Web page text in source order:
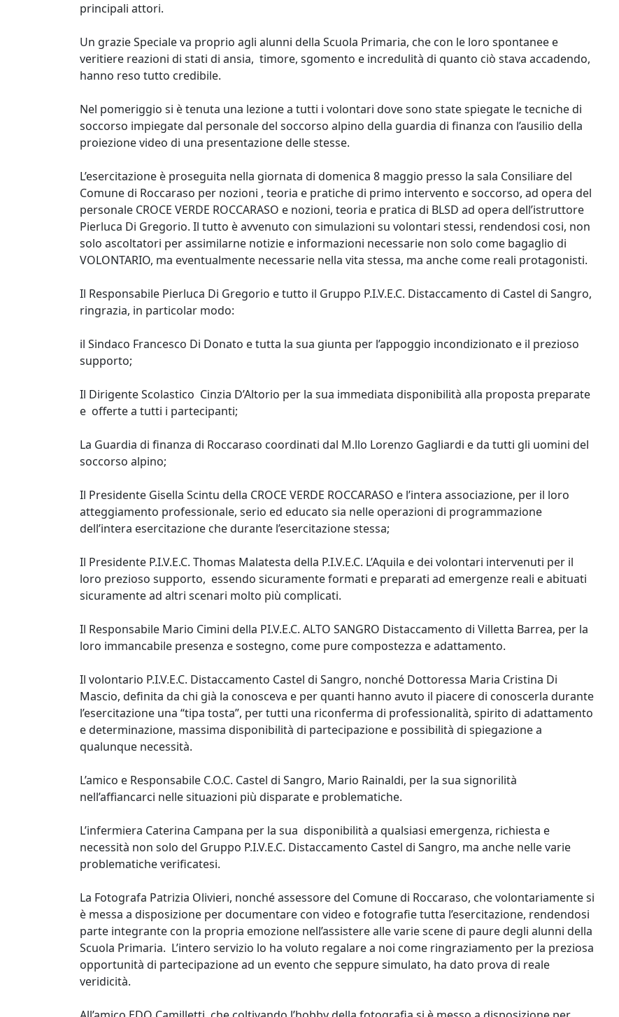
principali attori.
Un grazie Speciale va proprio agli alunni della Scuola Primaria, che con le loro spontanee e
veritiere reazioni di stati di ansia, timore, sgomento e incredulità di quanto ciò stava accadendo,
hanno reso tutto credibile.
Nel pomeriggio si è tenuta una lezione a tutti i volontari dove sono state spiegate le tecniche di
soccorso impiegate dal personale del soccorso alpino della guardia di finanza con l’ausilio della
proiezione video di una presentazione delle stesse.
L’esercitazione è proseguita nella giornata di domenica 8 maggio presso la sala Consiliare del
Comune di Roccaraso per nozioni , teoria e pratiche di primo intervento e soccorso, ad opera del
personale CROCE VERDE ROCCARASO e nozioni, teoria e pratica di BLSD ad opera dell’istruttore
Pierluca Di Gregorio. Il tutto è avvenuto con simulazioni su volontari stessi, rendendosi cosi, non
solo ascoltatori per assimilarne notizie e informazioni necessarie non solo come bagaglio di
VOLONTARIO, ma eventualmente necessarie nella vita stessa, ma anche come reali protagonisti.
Il Responsabile Pierluca Di Gregorio e tutto il Gruppo P.I.V.E.C. Distaccamento di Castel di Sangro,
ringrazia, in particolar modo:
il Sindaco Francesco Di Donato e tutta la sua giunta per l’appoggio incondizionato e il prezioso
supporto;
Il Dirigente Scolastico Cinzia D’Altorio per la sua immediata disponibilità alla proposta preparate
e offerte a tutti i partecipanti;
La Guardia di finanza di Roccaraso coordinati dal M.llo Lorenzo Gagliardi e da tutti gli uomini del
soccorso alpino;
Il Presidente Gisella Scintu della CROCE VERDE ROCCARASO e l’intera associazione, per il loro
atteggiamento professionale, serio ed educato sia nelle operazioni di programmazione
dell’intera esercitazione che durante l’esercitazione stessa;
Il Presidente P.I.V.E.C. Thomas Malatesta della P.I.V.E.C. L’Aquila e dei volontari intervenuti per il
loro prezioso supporto, essendo sicuramente formati e preparati ad emergenze reali e abituati
sicuramente ad altri scenari molto più complicati.
Il Responsabile Mario Cimini della PI.V.E.C. ALTO SANGRO Distaccamento di Villetta Barrea, per la
loro immancabile presenza e sostegno, come pure compostezza e adattamento.
Il volontario P.I.V.E.C. Distaccamento Castel di Sangro, nonché Dottoressa Maria Cristina Di
Mascio, definita da chi già la conosceva e per quanti hanno avuto il piacere di conoscerla durante
l’esercitazione una “tipa tosta”, per tutti una riconferma di professionalità, spirito di adattamento
e determinazione, massima disponibilità di partecipazione e possibilità di spiegazione a
qualunque necessità.
L’amico e Responsabile C.O.C. Castel di Sangro, Mario Rainaldi, per la sua signorilità
nell’affiancarci nelle situazioni più disparate e problematiche.
L’infermiera Caterina Campana per la sua disponibilità a qualsiasi emergenza, richiesta e
necessità non solo del Gruppo P.I.V.E.C. Distaccamento Castel di Sangro, ma anche nelle varie
problematiche verificatesi.
La Fotografa Patrizia Olivieri, nonché assessore del Comune di Roccaraso, che volontariamente si
è messa a disposizione per documentare con video e fotografie tutta l’esercitazione, rendendosi
parte integrante con la propria emozione nell’assistere alle varie scene di paure degli alunni della
Scuola Primaria. L’intero servizio lo ha voluto regalare a noi come ringraziamento per la preziosa
opportunità di partecipazione ad un evento che seppure simulato, ha dato prova di reale
veridicità.